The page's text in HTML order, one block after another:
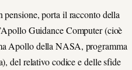
porta il racconto della
Guidance Computer (cioè
Apollo della NASA, programma
del relativo codice e delle sfide